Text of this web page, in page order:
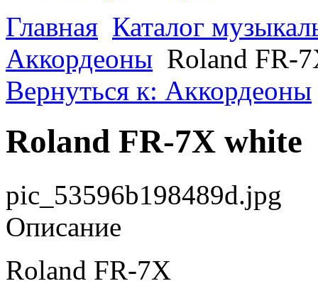
Главная Каталог
Аккордеоны Roland FR-
Вернуться к: Аккордеоны
Roland FR-7X white
pic_53596b198489d.jpg
Описание
Roland FR-7X